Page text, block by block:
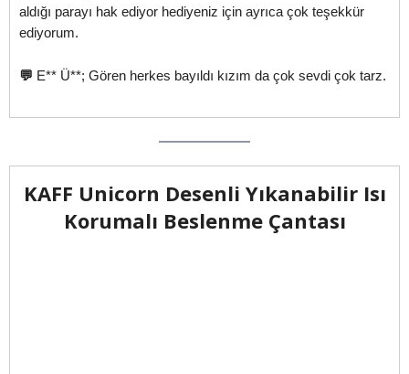
aldığı parayı hak ediyor hediyeniz için ayrıca çok teşekkür
ediyorum.
💬 E** Ü**; Gören herkes bayıldı kızım da çok sevdi çok tarz.
KAFF Unicorn Desenli Yıkanabilir Isı
Korumalı Beslenme Çantası